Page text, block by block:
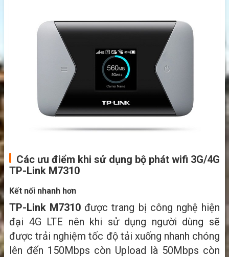
Các ưu điểm khi sử dụng bộ phát wifi 3G/4G
TP-Link M7310
Kết nối nhanh hơn
TP-Link M7310 được trang bị công nghệ hiện
đại 4G LTE nên khi sử dụng người dùng sẽ
được trải nghiệm tốc độ tải xuống nhanh chóng
lên đến 150Mbps còn Upload là 50Mbps còn